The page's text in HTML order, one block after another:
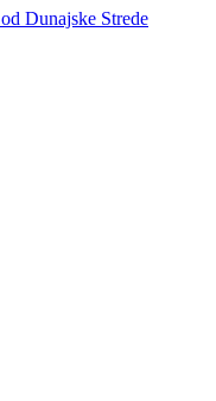
fudbalera
Dunajske Strede